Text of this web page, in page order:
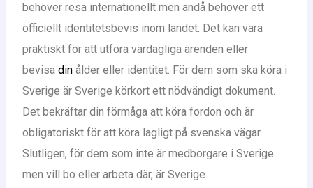
behöver resa internationellt men ändå behöver ett
officiellt identitetsbevis inom landet. Det kan vara
praktiskt för att utföra vardagliga ärenden eller
bevisadin ålder eller identitet. För dem som ska köra i
Sverige är Sverige körkort ett nödvändigt dokument.
Det bekräftar din förmåga att köra fordon och är
obligatoriskt för att köra lagligt på svenska vägar.
Slutligen, för dem som inte är medborgare i Sverige
men vill bo eller arbeta där, är Sverige